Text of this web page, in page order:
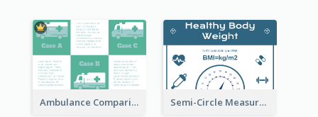
Ambulance Comparison Semi-Circle Measurement Clipart